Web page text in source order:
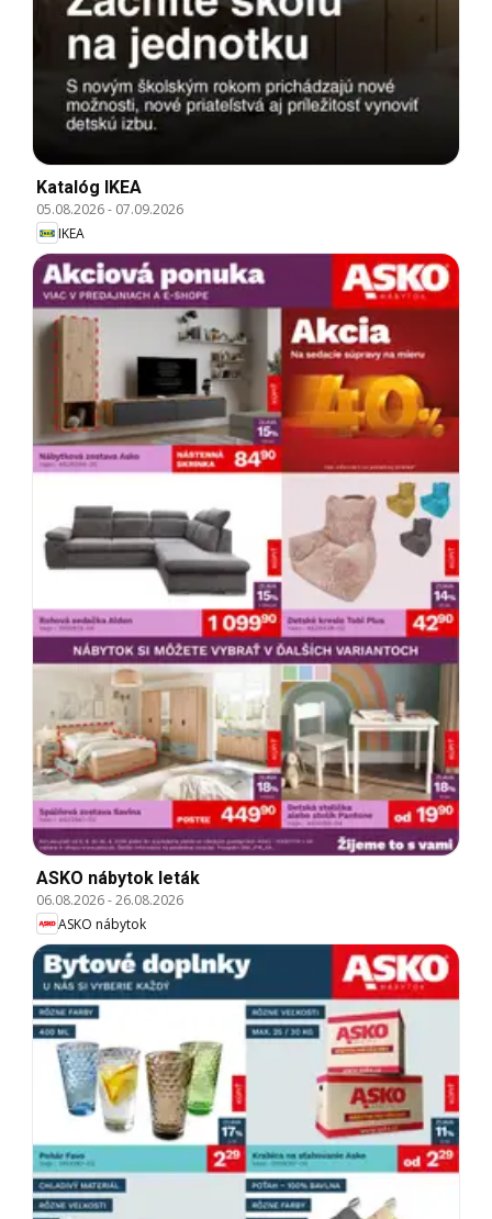
Katalóg IKEA
05.08.2026- 07.09.2026
IKEA
ASKO nábytok leták
06.08.2026-26.08.2026
ASKO nábytok